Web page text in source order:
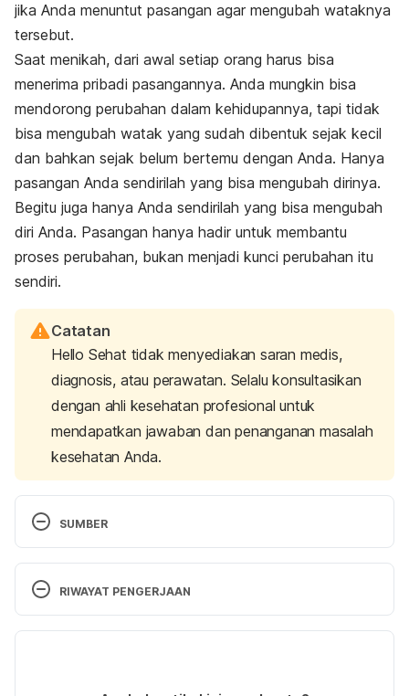
jika Anda menuntut pasangan agar mengubah wataknya
tersebut.
Saat menikah, dari awal setiap orang harus bisa
menerima pribadi pasangannya. Anda mungkin bisa
mendorong perubahan dalam kehidupannya, tapi tidak
bisa mengubah watak yang sudah dibentuk sejak kecil
dan bahkan sejak belum bertemu dengan Anda. Hanya
pasangan Anda sendirilah yang bisa mengubah dirinya.
Begitu juga hanya Anda sendirilah yang bisa mengubah
diri Anda. Pasangan hanya hadir untuk membantu
proses perubahan, bukan menjadi kunci perubahan itu
sendiri.
Catatan
Hello Sehat tidak menyediakan saran medis,
diagnosis, atau perawatan. Selalu konsultasikan
dengan ahli kesehatan profesional untuk
mendapatkan jawaban dan penanganan masalah
kesehatan Anda.
SUMBER
Moss, Rachel. 2017. This Is How Marriage Changes
Your Personality (Apparentlly). [Online] Tersedia
pada:
RIWAYAT PENGERJAAN